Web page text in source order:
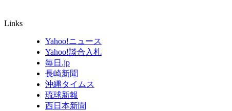
Links
Yahoo!ニュース
Yahoo!談合入札
毎日.jp
長崎新聞
沖縄タイムス
琉球新報
西日本新聞